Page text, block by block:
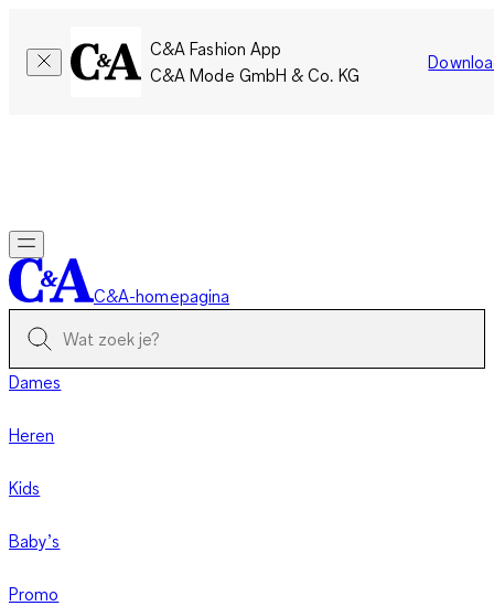
C&A Fashion App
C&A Mode GmbH & Co. KG
C&A-homepagina
Dames
Heren
Kids
Baby’s
Promo